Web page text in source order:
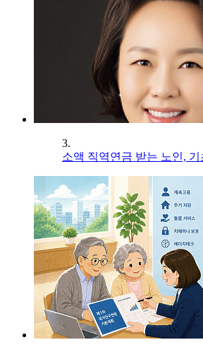
3.
소액 직역연금 받는 노인,